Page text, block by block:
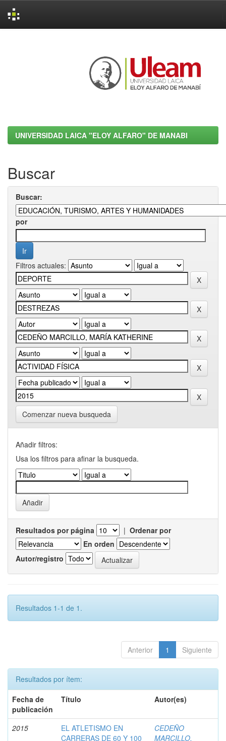
UNIVERSIDAD LAICA "ELOY ALFARO" DE MANABI
Buscar
Buscar:
por
Filtros actuales:
Comenzar nueva busqueda
Añadir filtros:
Usa los filtros para afinar la busqueda.
Resultados por página | Ordenar por
En orden
Autor/registro
Resultados 1-1 de 1.
Anterior 1 Siguiente
Resultados por ítem:
Fecha de
publicación
Título Autor(es)
2015
EL ATLETISMO EN
CARRERAS DE 60 Y 100
CEDEÑO
MARCILLO,